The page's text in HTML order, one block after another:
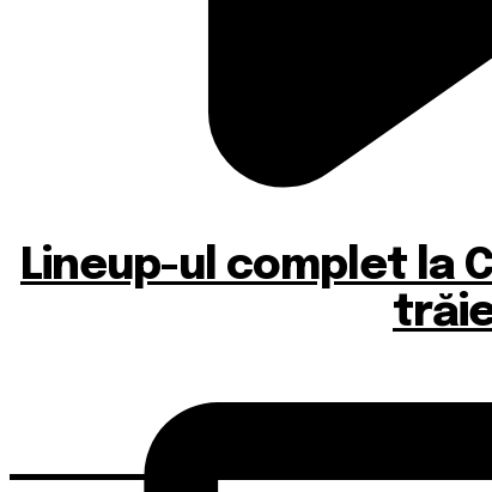
Lineup-ul complet la